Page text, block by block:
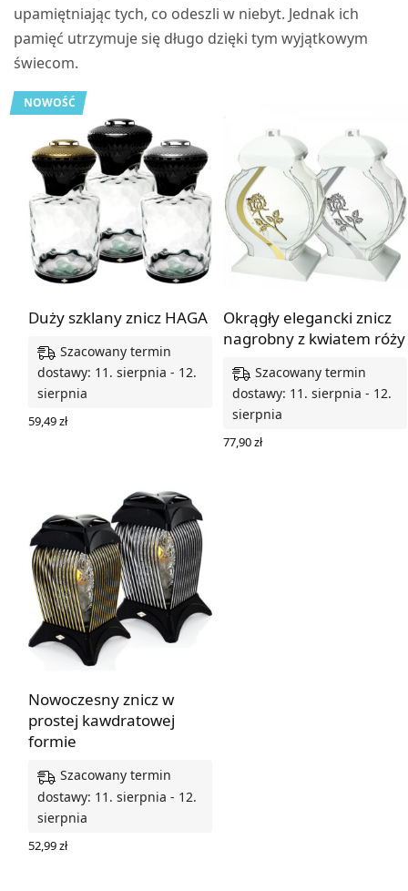
upamiętniając tych, co odeszli w niebyt. Jednak ich
pamięć utrzymuje się długo dzięki tym wyjątkowym
świecom.
NOWOŚĆ
Duży szklany znicz HAGA
Szacowany termin
dostawy: 11. sierpnia - 12.
sierpnia
59,49zł
Okrągły elegancki znicz
nagrobny z kwiatem róży
Szacowany termin
dostawy: 11. sierpnia - 12.
sierpnia
77,90zł
Nowoczesny znicz w
prostej kawdratowej
formie
Szacowany termin
dostawy: 11. sierpnia - 12.
sierpnia
52,99zł